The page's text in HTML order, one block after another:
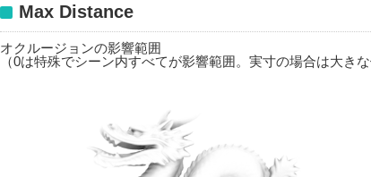
Max Distance
オクルージョンの影響範囲
（0は特殊でシーン内すべてが影響範囲。実寸の場合は大き